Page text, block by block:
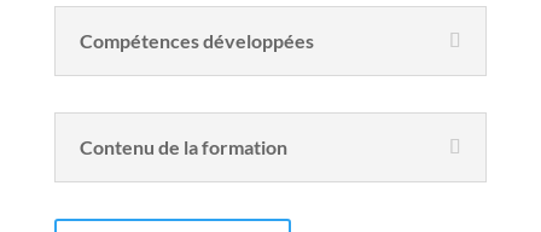
Compétences développées
Contenu de la formation